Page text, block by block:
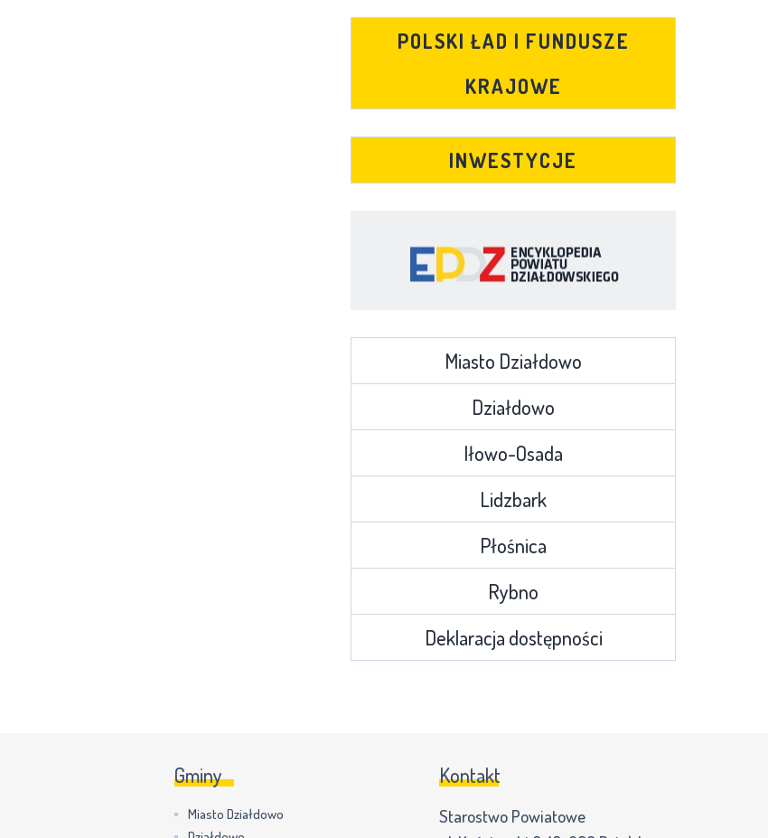
POLSKI ŁAD I FUNDUSZE
KRAJOWE
INWESTYCJE
Miasto Działdowo
Działdowo
Iłowo-Osada
Lidzbark
Płośnica
Rybno
Deklaracja dostępności
Gminy
Miasto Działdowo
Kontakt
Starostwo Powiatowe